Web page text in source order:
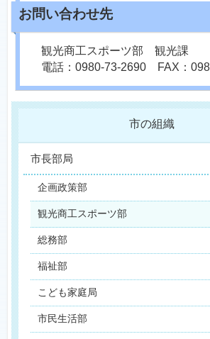
観光商工スポーツ部 観光課
電話：0980-73-2690 FAX：
市の組織
市長部局
企画政策部
観光商工スポーツ部
総務部
福祉部
こども家庭局
市民生活部